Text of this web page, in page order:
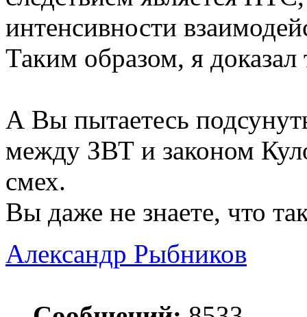
интенсивности
Таким образом, я доказал
А Вы пытаетесь
между ЗВТ и законом
смех.
Вы даже не знаете, что
Александр Рыбников